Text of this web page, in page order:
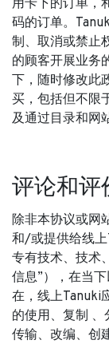
用卡下的订单，
码的订单。
制、取消或禁止
的顾客开展业务
下，随时修改
买，包括但不限
及通过目录和网
评论和评
除非本协议或网
和/或提供给线上
专有技术、技术
信息”），在当
在，线上Tanuki
的使用、复制 、
传输、改编、创